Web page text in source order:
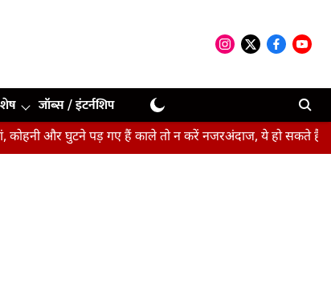
जॉब्स / इंटर्नशिप
घुटने पड़ गए हैं काले तो न करें नजरअंदाज, ये हो सकते हैं संकेत